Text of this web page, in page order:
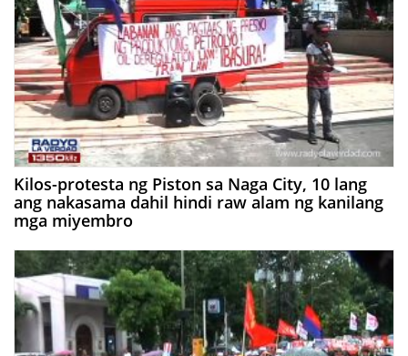
Kilos-protesta ng Piston sa Naga City, 10 lang
ang nakasama dahil hindi raw alam ng kanilang
mga miyembro